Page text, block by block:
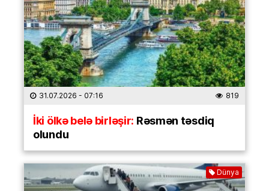
31.07.2026 - 07:16 819
İki ölkə belə birləşir: Rəsmən təsdiq
olundu
Dünya